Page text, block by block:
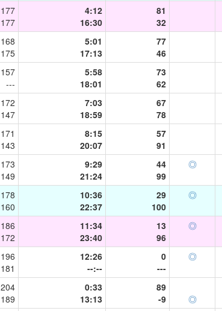
177
177
4:12
16:30
81
32
168
175
5:01
17:13
77
46
157
---
5:58
18:01
73
62
172
147
7:03
18:59
67
78
171
143
8:15
20:07
57
91
173
149
9:29
21:24
44
99
◎
178
160
10:36
22:37
29
100
◎
186
172
11:34
23:40
13
96
◎
196
181
12:26
--:--
0
---
◎
204
189
0:33
13:13
89
-9
◎